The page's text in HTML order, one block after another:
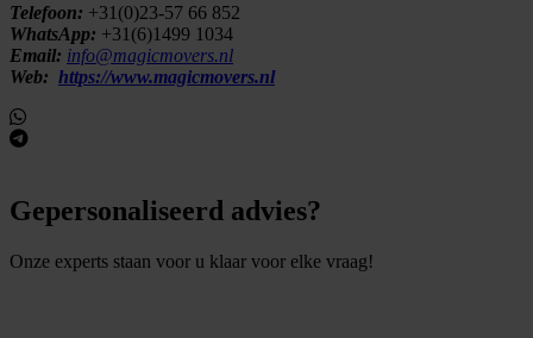
Telefoon: +31(0)23-57 66 852
WhatsApp: +31(6)1499 1034
Email: info@magicmovers.nl
Web: https://www.magicmovers.nl
Gepersonaliseerd advies?
Onze experts staan voor u klaar voor elke vraag!